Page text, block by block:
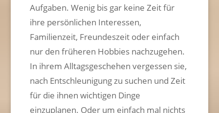
Aufgaben. Wenig bis gar keine Zeit für
ihre persönlichen Interessen,
Familienzeit, Freundeszeit oder einfach
nur den früheren Hobbies nachzugehen.
In ihrem Alltagsgeschehen vergessen sie,
nach Entschleunigung zu suchen und Zeit
für die ihnen wichtigen Dinge
einzuplanen. Oder um einfach mal nichts